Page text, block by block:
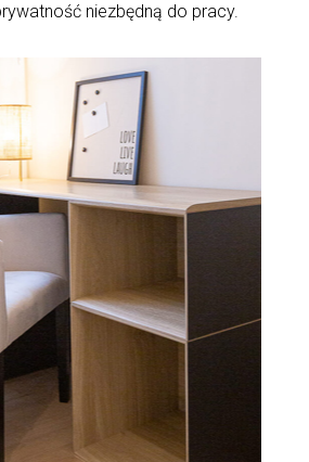
niezbędną do pracy.